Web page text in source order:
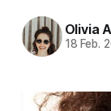
Olivia
18 Feb.